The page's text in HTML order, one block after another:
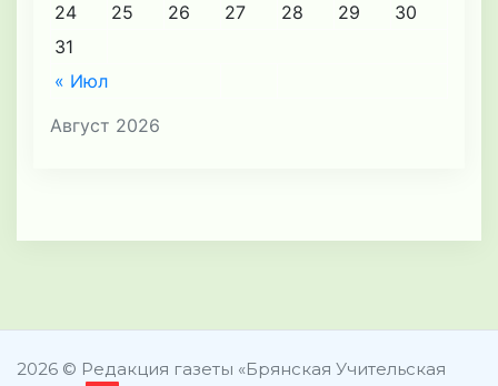
Август 2026
« Июл
24
25 26 27 28 29
30
31
2026 © Редакция газеты «Брянская Учительская